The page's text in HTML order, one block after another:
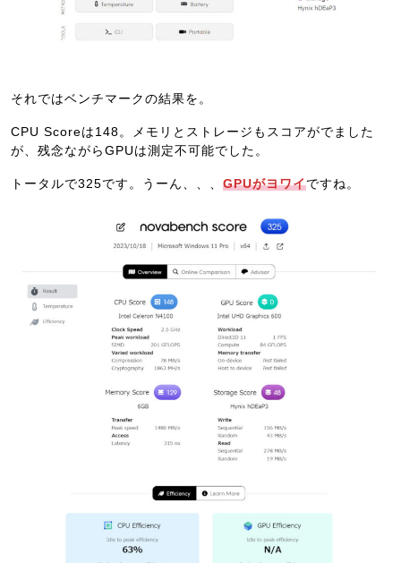
それではベンチマークの結果を。
CPU Scoreは148。メモリとストレージもスコアがでました
が、残念ながらGPUは測定不可能でした。
トータルで325です。うーん、、、 GPUがヨワイですね。